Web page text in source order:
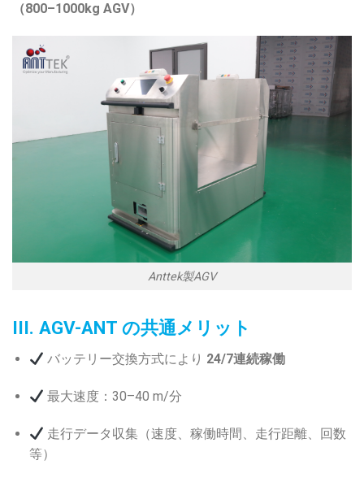
（800–1000kg AGV）
Anttek製AGV
III. AGV-ANT の共通メリット
バッテリー交換方式により 24/7連続稼働
最大速度：30–40 m/分
走行データ収集（速度、稼働時間、走行距離、回数
等）